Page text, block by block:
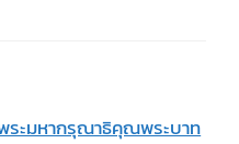
ระมหากรุณาธิคุณพระบาท